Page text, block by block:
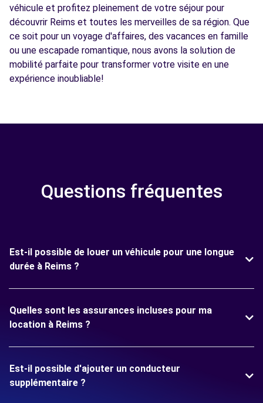
véhicule et profitez pleinement de votre séjour pour
découvrir Reims et toutes les merveilles de sa région. Que
ce soit pour un voyage d'affaires, des vacances en famille
ou une escapade romantique, nous avons la solution de
mobilité parfaite pour transformer votre visite en une
expérience inoubliable!
Questions fréquentes
Est-il possible de louer un véhicule pour une longue
durée à Reims ?
Quelles sont les assurances incluses pour ma
location à Reims ?
Est-il possible d'ajouter un conducteur
supplémentaire ?